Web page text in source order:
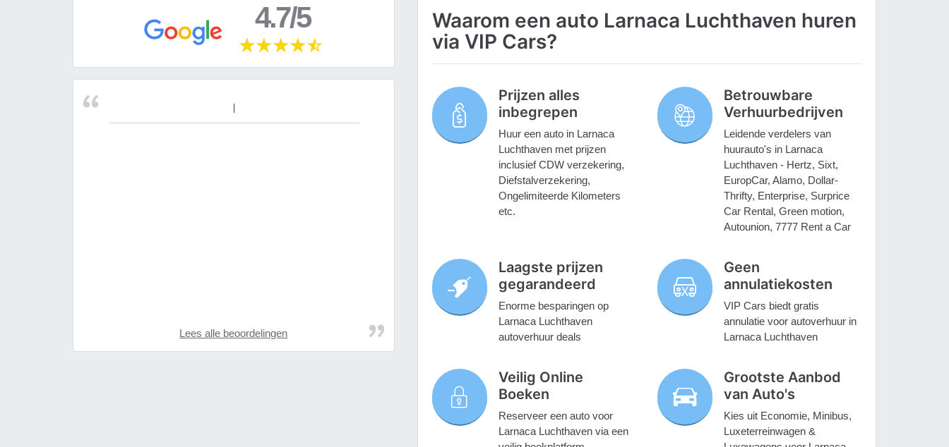
4.7/5
Lees alle beoordelingen
Waarom een auto Larnaca Luchthaven huren
via VIP Cars?
Prijzen alles
inbegrepen
Huur een auto in Larnaca
Luchthaven met prijzen
inclusief CDW verzekering,
Diefstalverzekering,
Ongelimiteerde Kilometers
etc.
Betrouwbare
Verhuurbedrijven
Leidende verdelers van
huurauto's in Larnaca
Luchthaven - Hertz, Sixt,
EuropCar, Alamo, Dollar-
Thrifty, Enterprise, Surprice
Car Rental, Green motion,
Autounion, 7777 Rent a Car
Laagste prijzen
gegarandeerd
Enorme besparingen op
Larnaca Luchthaven
autoverhuur deals
Geen
annulatiekosten
VIP Cars biedt gratis
annulatie voor autoverhuur in
Larnaca Luchthaven
Veilig Online
Boeken
Reserveer een auto voor
Larnaca Luchthaven via een
Grootste Aanbod
van Auto's
Kies uit Economie, Minibus,
Luxeterreinwagen &